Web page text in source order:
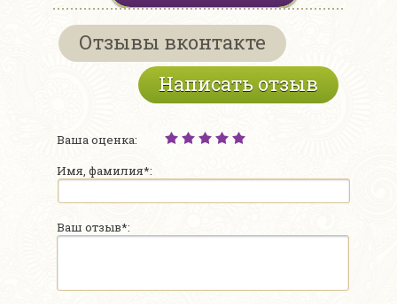
Отзывы вконтакте
Написать отзыв
Ваша оценка:
Имя, фамилия*:
Ваш отзыв*: